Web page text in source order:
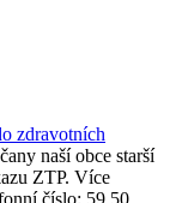
zdravotních
naší obce starší
ZTP. Více
číslo: 59 50